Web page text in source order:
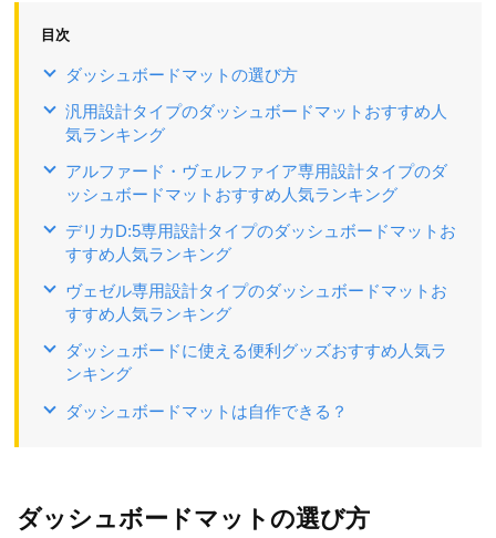
目次
ダッシュボードマットの選び方
汎用設計タイプのダッシュボードマットおすすめ人
気ランキング
アルファード・ヴェルファイア専用設計タイプのダ
ッシュボードマットおすすめ人気ランキング
デリカD:5専用設計タイプのダッシュボードマットお
すすめ人気ランキング
ヴェゼル専用設計タイプのダッシュボードマットお
すすめ人気ランキング
ダッシュボードに使える便利グッズおすすめ人気ラ
ンキング
ダッシュボードマットは自作できる？
ダッシュボードマットの選び方